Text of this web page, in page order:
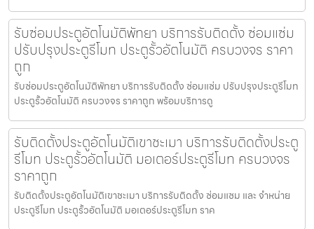
รับซ่อมประตูอัตโนมัติพัทยา บริการรับติดตั้ง ซ่อมแซ่ม
ปรับปรุงประตูรีโมท ประตูรั้วอัตโนมัติ ครบวงจร ราคา
ถูก
รับซ่อมประตูอัตโนมัติพัทยา บริการรับติดตั้ง ซ่อมแซ่ม ปรับปรุงประตูรีโมท
ประตูรั้วอัตโนมัติ ครบวงจร ราคาถูก พร้อมบริการดู
รับติดตั้งประตูอัตโนมัติเขาชะเมา บริการรับติดตั้งประตู
รีโมท ประตูรั้วอัตโนมัติ มอเตอร์ประตูรีโมท ครบวงจร
ราคาถูก
รับติดตั้งประตูอัตโนมัติเขาชะเมา บริการรับติดตั้ง ซ่อมแซม และ จำหน่าย
ประตูรีโมท ประตูรั้วอัตโนมัติ มอเตอร์ประตูรีโมท ราค